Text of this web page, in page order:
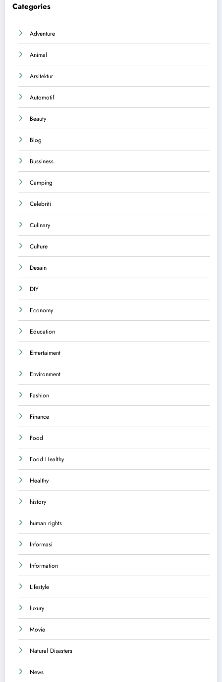
Categories
Adventure
Animal
Arsitektur
Automotif
Beauty
Blog
Bussiness
Camping
Celebriti
Culinary
Culture
Desain
DIY
Economy
Education
Entertaiment
Environment
Fashion
Finance
Food
Food Healthy
Healthy
history
human rights
Informasi
Information
Lifestyle
luxury
Movie
Natural Disasters
News